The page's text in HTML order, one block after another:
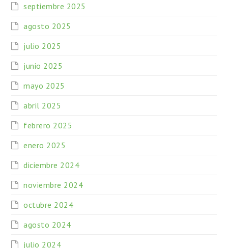
septiembre 2025
agosto 2025
julio 2025
junio 2025
mayo 2025
abril 2025
febrero 2025
enero 2025
diciembre 2024
noviembre 2024
octubre 2024
agosto 2024
julio 2024